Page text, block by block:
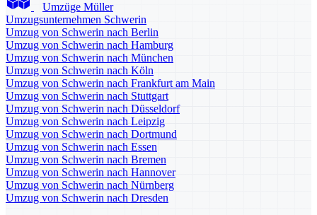
Umzüge Müller
Umzugsunternehmen Schwerin
Umzug von Schwerin nach Berlin
Umzug von Schwerin nach Hamburg
Umzug von Schwerin nach München
Umzug von Schwerin nach Köln
Umzug von Schwerin nach Frankfurt am Main
Umzug von Schwerin nach Stuttgart
Umzug von Schwerin nach Düsseldorf
Umzug von Schwerin nach Leipzig
Umzug von Schwerin nach Dortmund
Umzug von Schwerin nach Essen
Umzug von Schwerin nach Bremen
Umzug von Schwerin nach Hannover
Umzug von Schwerin nach Nürnberg
Umzug von Schwerin nach Dresden